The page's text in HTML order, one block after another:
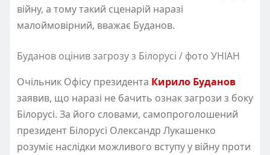
війну, а тому такий сценарій наразі
малоймовірний, вважає Буданов.
Буданов оцінив загрозу з Білорусі / фото УНІАН
Очільник Офісу президента Кирило Буданов
заявив, що наразі не бачить ознак загрози з боку
Білорусі. За його словами, самопроголошений
президент Білорусі Олександр Лукашенко
розуміє наслідки можливого вступу у війну проти